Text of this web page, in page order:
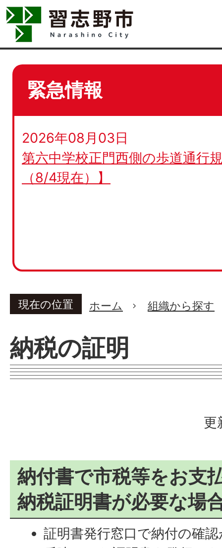
緊急情報
2026年08月03日
第六中学校正門西側の歩道通行
（8/4現在）】
現在の位置 ホーム 組織から探す
納税の証明
更
納付書で市税等をお支
納税証明書が必要な場
証明書発行窓口で納付の確